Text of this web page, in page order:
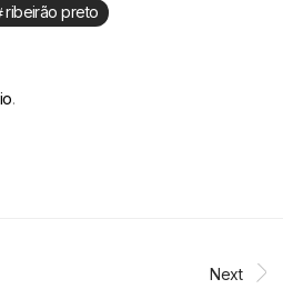
ribeirão preto
.
Next